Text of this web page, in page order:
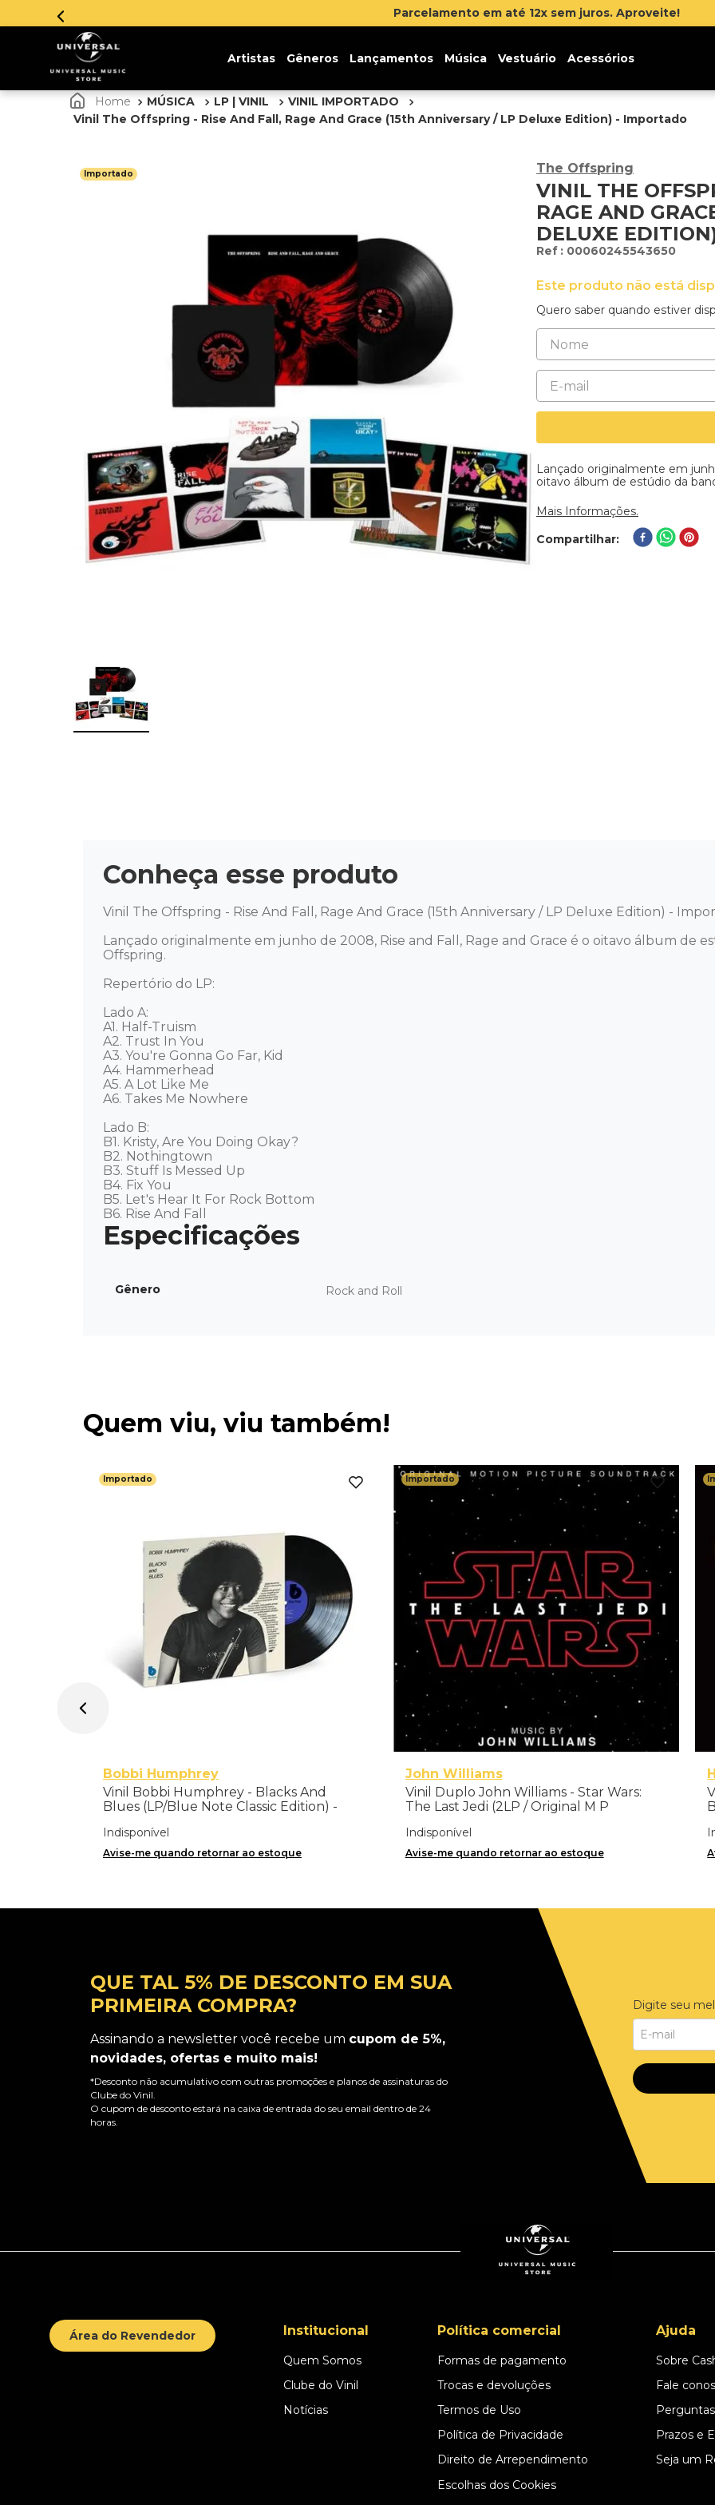
Parcelamento em até 12x sem juros. Aproveite!
Artistas Gêneros Lançamentos Música Vestuário Acessórios
MÚSICA LP | VINIL
VINIL IMPORTADO
Vinil The Offspring - Rise And Fall, Rage And Grace (15th Anniversary / LP Deluxe Edition) - Importado
Importado The Offspring
VINIL THE
RAGE AND
DELUXE
: 00060245543650
Este produto não está
Quero saber quando estiver
Lançado originalmente em
oitavo álbum de estúdio da
Mais Informações.
Compartilhar
Conheça esse produto
Vinil The Offspring - Rise And Fall, Rage And Grace (15th Anniversary / LP Deluxe Edition) -
Lançado originalmente em junho de 2008, Rise and Fall, Rage and Grace é o oitavo álbum de
Offspring.
Repertório do LP:
Lado A:
A1. Half-Truism
A2. Trust In You
A3. You're Gonna Go Far, Kid
A4. Hammerhead
A5. A Lot Like Me
A6. Takes Me Nowhere
Lado B:
B1. Kristy, Are You Doing Okay?
B2. Nothingtown
B3. Stuff Is Messed Up
B4. Fix You
B5. Let's Hear It For Rock Bottom
B6. Rise And Fall
Gênero Rock and Roll
Quem viu, viu também!
Importado
Bobbi Humphrey
Vinil Bobbi Humphrey - Blacks And
Blues (LP/Blue Note Classic Edition) -
Indisponível
Avise-me quando retornar ao estoque
Importado
John Williams
Vinil Duplo John Williams - Star Wars:
The Last Jedi (2LP / Original M P
Indisponível
Avise-me quando retornar ao estoque
QUE TAL 5% DE DESCONTO EM SUA
PRIMEIRA COMPRA?
Assinando a newsletter você recebe um cupom de 5%,
novidades, ofertas e muito mais!
*Desconto não acumulativo com outras promoções e planos de assinaturas do
Clube do Vinil.
O cupom de desconto estará na caixa de entrada do seu email dentro de 24
horas.
Digite seu
Área do Revendedor Institucional
Quem Somos
Clube do Vinil
Notícias
Política comercial
Formas de pagamento
Trocas e devoluções
Termos de Uso
Política de Privacidade
Direito de Arrependimento
Escolhas dos Cookies
Ajuda
Sobre
Fale
Prazos e
Seja um